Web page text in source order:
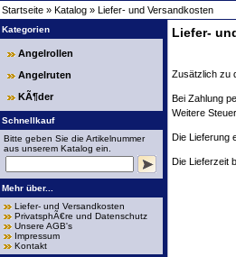
Startseite » Katalog » Liefer- und Versandkosten
Kategorien
Angelrollen
Angelruten
KÃ¶der
Schnellkauf
Bitte geben Sie die Artikelnummer
aus unserem Katalog ein.
Mehr über...
Liefer- und Versandkosten
PrivatsphÃ€re und Datenschutz
Unsere AGB's
Impressum
Kontakt
Liefer-
Zusätzlich zu
Bei Zahlung
Weitere
Die Lieferung
Die Lieferzeit